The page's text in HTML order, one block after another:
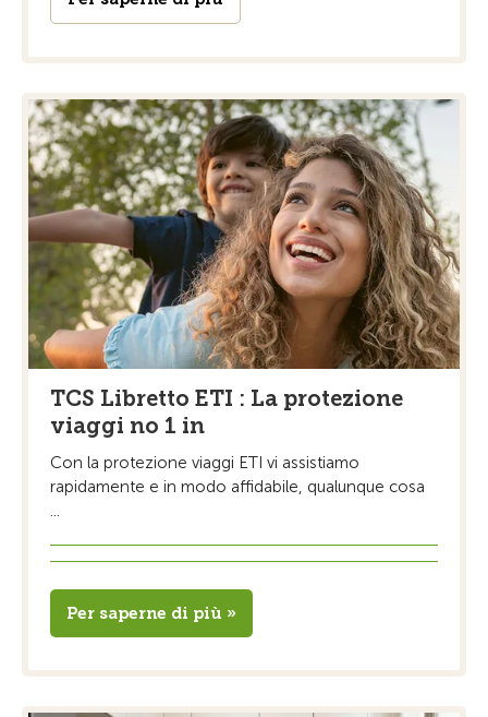
TCS Libretto ETI : La protezione
viaggi no 1 in
Con la protezione viaggi ETI vi assistiamo
rapidamente e in modo affidabile, qualunque cosa
...
Per saperne di più »